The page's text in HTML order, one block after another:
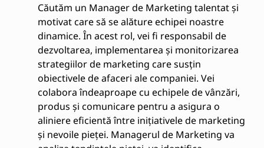
Căutăm un Manager de Marketing talentat și
motivat care să se alăture echipei noastre
dinamice. În acest rol, vei fi responsabil de
dezvoltarea, implementarea și monitorizarea
strategiilor de marketing care susțin
obiectivele de afaceri ale companiei. Vei
colabora îndeaproape cu echipele de vânzări,
produs și comunicare pentru a asigura o
aliniere eficientă între inițiativele de marketing
și nevoile pieței. Managerul de Marketing va